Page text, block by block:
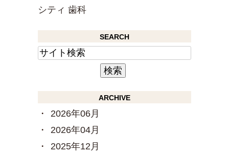
シティ 歯科
SEARCH
ARCHIVE
2026年06月
2026年04月
2025年12月